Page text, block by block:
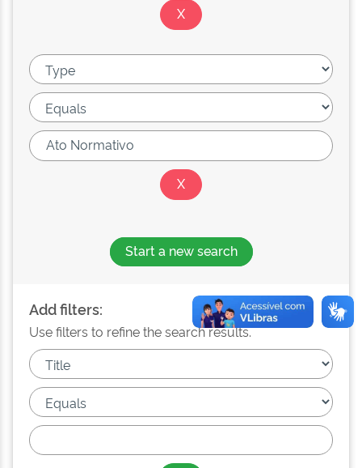
Start a new search
Add filters:
Use filters to refine the search results.